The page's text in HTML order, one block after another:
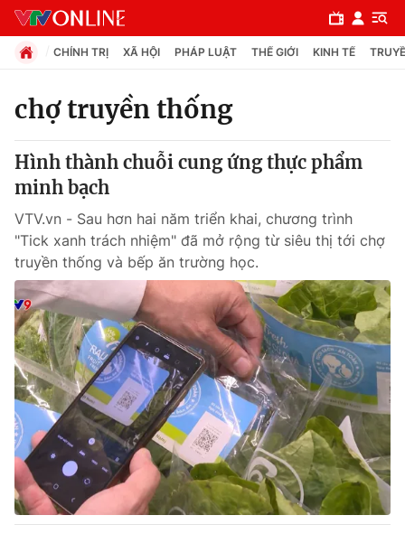
Chuyên mục
Chính trị
Xã hội
Pháp luật
Y tế
Thế giới
Tin tức
Thế giới đó đây
Câu chuyện quốc tế
Kinh tế
Tài chính
Thị trường
Dữ liệu và đời sống
CHÍNH TRỊ XÃ HỘI PHÁP LUẬT THẾ GIỚI KINH TẾ
chợ truyền thống
Hình thành chuỗi cung ứng thực phẩm
minh bạch
VTV.vn - Sau hơn hai năm triển khai, chương trình
"Tick xanh trách nhiệm" đã mở rộng từ siêu thị tới chợ
truyền thống và bếp ăn trường học.